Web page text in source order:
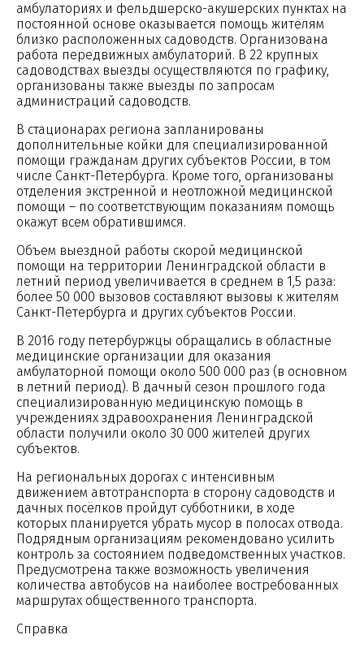
амбулаториях и фельдшерско-акушерских пунктах на
постоянной основе оказывается помощь жителям
близко расположенных садоводств. Организована
работа передвижных амбулаторий. В 22 крупных
садоводствах выезды осуществляются по графику,
организованы также выезды по запросам
администраций садоводств.
В стационарах региона запланированы
дополнительные койки для специализированной
помощи гражданам других субъектов России, в том
числе Санкт-Петербурга. Кроме того, организованы
отделения экстренной и неотложной медицинской
помощи – по соответствующим показаниям помощь
окажут всем обратившимся.
Объем выездной работы скорой медицинской
помощи на территории Ленинградской области в
летний период увеличивается в среднем в 1,5 раза:
более 50 000 вызовов составляют вызовы к жителям
Санкт-Петербурга и других субъектов России.
В 2016 году петербуржцы обращались в областные
медицинские организации для оказания
амбулаторной помощи около 500 000 раз (в основном
в летний период). В дачный сезон прошлого года
специализированную медицинскую помощь в
учреждениях здравоохранения Ленинградской
области получили около 30 000 жителей других
субъектов.
На региональных дорогах с интенсивным
движением автотранспорта в сторону садоводств и
дачных посёлков пройдут субботники, в ходе
которых планируется убрать мусор в полосах отвода.
Подрядным организациям рекомендовано усилить
контроль за состоянием подведомственных участков.
Предусмотрена также возможность увеличения
количества автобусов на наиболее востребованных
маршрутах общественного транспорта.
Справка